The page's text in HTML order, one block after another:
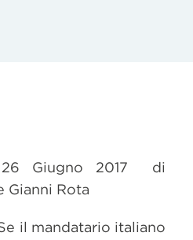
Giugno 2017 di
Gianni Rota
il mandatario italiano